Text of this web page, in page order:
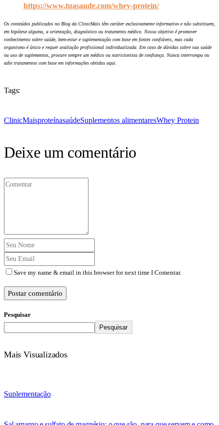
https://www.tuasaude.com/whey-protein/
Os conteúdos publicados no Blog da ClinicMais têm caráter exclusivamente informativo e não substituem,
em hipótese alguma, a orientação, diagnóstico ou tratamento médico. Nosso objetivo é promover
conhecimento sobre saúde, bem-estar e suplementação com base em fontes confiáveis, mas cada
organismo é único e requer avaliação profissional individualizada. Em caso de dúvidas sobre sua saúde
ou uso de suplementos, procure sempre um médico ou nutricionista de confiança. Nunca interrompa ou
adie tratamentos com base em informações obtidas aqui.
Tags:
ClinicMaisproteínasaúdeSuplementos alimentaresWhey Protein
Deixe um comentário
Save my name & email in this browser for next time I Comentar.
Postar comentário
Pesquisar
Pesquisar
Mais Visualizados
Suplementação